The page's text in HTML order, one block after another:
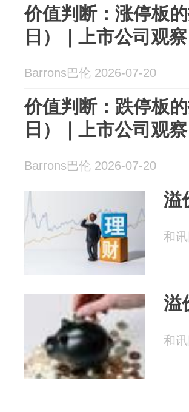
价值判断：涨停板
日）｜上市公司观察
Barrons巴伦 2026-07-20
价值判断：跌停板
日）｜上市公司观察
Barrons巴伦 2026-07-20
溢
和
溢
和